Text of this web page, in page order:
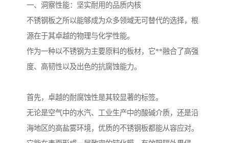
一、洞察性能：坚实耐用的品质内核
不锈钢板之所以能够成为众多领域无可替代的选择，根
源在于其卓越的物理与化学性能。
作为一种以不锈钢为主要原料的板材，它**融合了高强
度、高韧性以及出色的抗腐蚀能力。
首先，卓越的耐腐蚀性是其较显著的标签。
无论是空气中的水汽、工业生产中的酸碱介质，还是沿
海地区的高盐雾环境，优质的不锈钢板都能从容应对。